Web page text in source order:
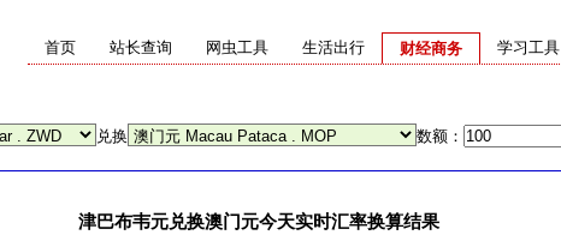
首页 站长查询 网虫工具 生活出行
财经商务
学习工具
兑换 数额：
津巴布韦元兑换澳门元今天实时汇率换算结果